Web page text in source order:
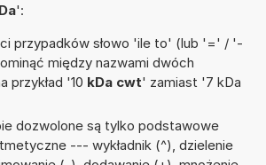
':
przypadków słowo 'ile to' (lub '=' / '-
między nazwami dwóch
przykład '10 kDa cwt' zamiast '7 kDa
dozwolone są tylko podstawowe
--- wykładnik (^), dzielenie